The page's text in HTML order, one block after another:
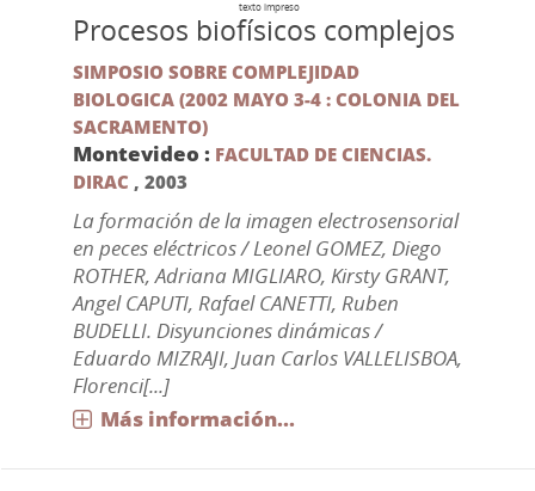
texto impreso
Procesos biofísicos complejos
SIMPOSIO SOBRE COMPLEJIDAD
BIOLOGICA (2002 MAYO 3-4 : COLONIA DEL
SACRAMENTO)
Montevideo : FACULTAD DE CIENCIAS.
DIRAC , 2003
La formación de la imagen electrosensorial
en peces eléctricos / Leonel GOMEZ, Diego
ROTHER, Adriana MIGLIARO, Kirsty GRANT,
Angel CAPUTI, Rafael CANETTI, Ruben
BUDELLI. Disyunciones dinámicas /
Eduardo MIZRAJI, Juan Carlos VALLELISBOA,
Florenci[...]
Más información...